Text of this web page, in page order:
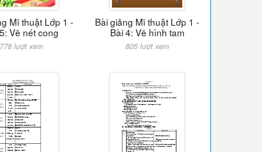
Mĩ thuật Lớp 1 -
Vẽ nét cong
778 lượt xem
Bài giảng Mĩ thuật Lớp 1 -
Bài 4: Vẽ hình tam
805 lượt xem